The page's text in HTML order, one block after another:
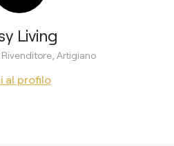
Living
Artigiano
al profilo